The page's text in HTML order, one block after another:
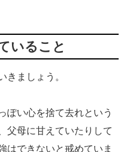
いること
ましょう。
い心を捨て去れという
父母に甘えていたりして
はできないと戒めていま